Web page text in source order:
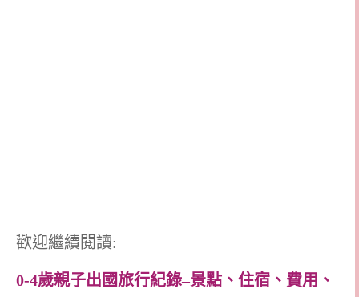
歡迎繼續閱讀:
0-4歲親子出國旅行紀錄–景點、住宿、費用、